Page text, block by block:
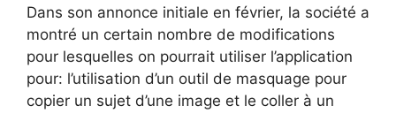
Dans son annonce initiale en février, la société a
montré un certain nombre de modifications
pour lesquelles on pourrait utiliser l’application
pour: l’utilisation d’un outil de masquage pour
copier un sujet d’une image et le coller à un